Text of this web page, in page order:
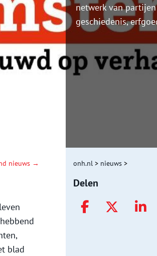
netwerk van
geschiedenis,
nieuws →
blad
onh.nl > nieuws >
Delen